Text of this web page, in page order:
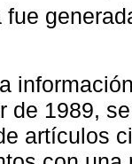
fue
de 1989,
artículos